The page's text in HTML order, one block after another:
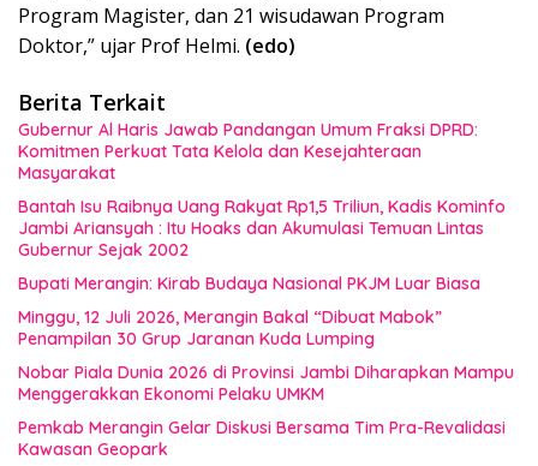
Program Magister, dan 21 wisudawan Program
Doktor,” ujar Prof Helmi. (edo)
Berita Terkait
Gubernur Al Haris Jawab Pandangan Umum Fraksi DPRD:
Komitmen Perkuat Tata Kelola dan Kesejahteraan
Masyarakat
Bantah Isu Raibnya Uang Rakyat Rp1,5 Triliun, Kadis Kominfo
Jambi Ariansyah : Itu Hoaks dan Akumulasi Temuan Lintas
Gubernur Sejak 2002
Bupati Merangin: Kirab Budaya Nasional PKJM Luar Biasa
Minggu, 12 Juli 2026, Merangin Bakal “Dibuat Mabok”
Penampilan 30 Grup Jaranan Kuda Lumping
Nobar Piala Dunia 2026 di Provinsi Jambi Diharapkan Mampu
Menggerakkan Ekonomi Pelaku UMKM
Pemkab Merangin Gelar Diskusi Bersama Tim Pra-Revalidasi
Kawasan Geopark